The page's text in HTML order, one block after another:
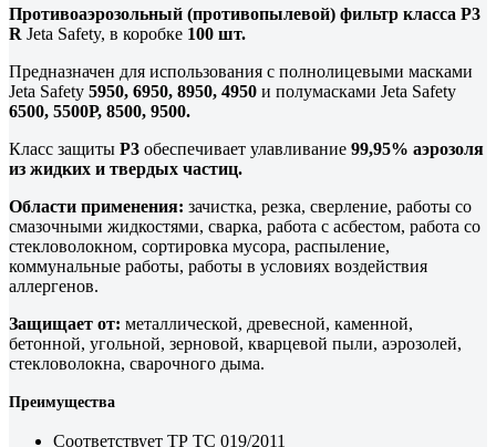
Противоаэрозольный (противопылевой) фильтр класса P3
R Jeta Safety, в коробке 100 шт.
Предназначен для использования с полнолицевыми масками
Jeta Safety 5950, 6950, 8950, 4950 и полумасками Jeta Safety
6500, 5500Р, 8500, 9500.
Класс защиты P3 обеспечивает улавливание 99,95% аэрозоля
из жидких и твердых частиц.
Области применения: зачистка, резка, сверление, работы со
смазочными жидкостями, сварка, работа с асбестом, работа со
стекловолокном, сортировка мусора, распыление,
коммунальные работы, работы в условиях воздействия
аллергенов.
Защищает от: металлической, древесной, каменной,
бетонной, угольной, зерновой, кварцевой пыли, аэрозолей,
стекловолокна, сварочного дыма.
Преимущества
Соответствует ТР ТС 019/2011